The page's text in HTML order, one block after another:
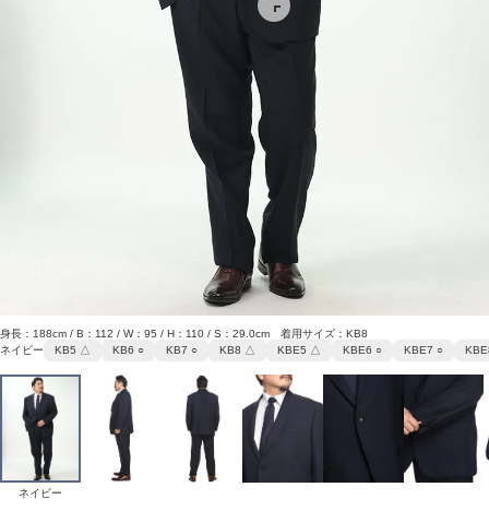
身長：188cm / B：112 / W：95 / H：110 / S：29.0cm 着用サイズ：KB8
ネイビー
KB5 △ KB6 ○ KB7 ○ KB8 △ KBE5 △ KBE6 ○ KBE7 ○
ネイビー